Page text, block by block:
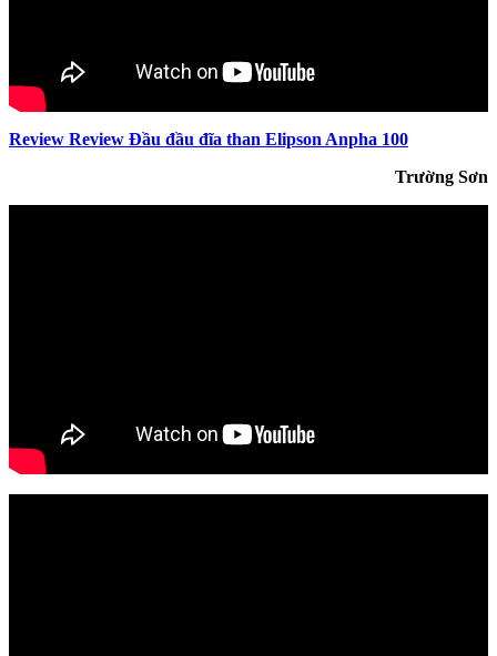
Review Review Đầu đầu đĩa than Elipson Anpha 100
Trường Sơn